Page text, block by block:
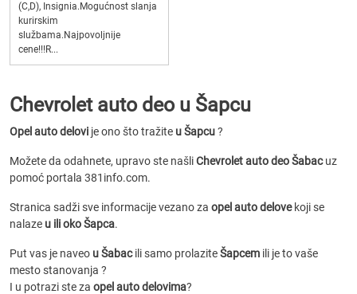
(C,D), Insignia.Mogućnost slanja
kurirskim
službama.Najpovoljnije
cene!!!R...
Chevrolet auto deo u Šapcu
Opel auto delovi je ono što tražite u Šapcu?
Možete da odahnete, upravo ste našliChevrolet auto deo Šabacuz
pomoć portala 381info.com.
Stranica sadži sve informacije vezano za opel auto delovekoji se
nalaze u ili oko Šapca.
Put vas je naveo u Šabacili samo prolaziteŠapcem ili je to vaše
mesto stanovanja ?
I u potrazi ste za opel auto delovima?